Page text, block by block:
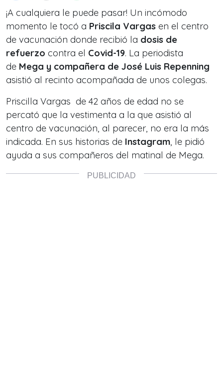
¡A cualquiera le puede pasar! Un incómodo
momento le tocó a Priscila Vargas en el centro
de vacunación donde recibió la dosis de
refuerzo contra el Covid-19. La periodista
de Mega y compañera de José Luis Repenning
asistió al recinto acompañada de unos colegas.
Priscilla Vargas de 42 años de edad no se
percató que la vestimenta a la que asistió al
centro de vacunación, al parecer, no era la más
indicada. En sus historias de Instagram, le pidió
ayuda a sus compañeros del matinal de Mega.